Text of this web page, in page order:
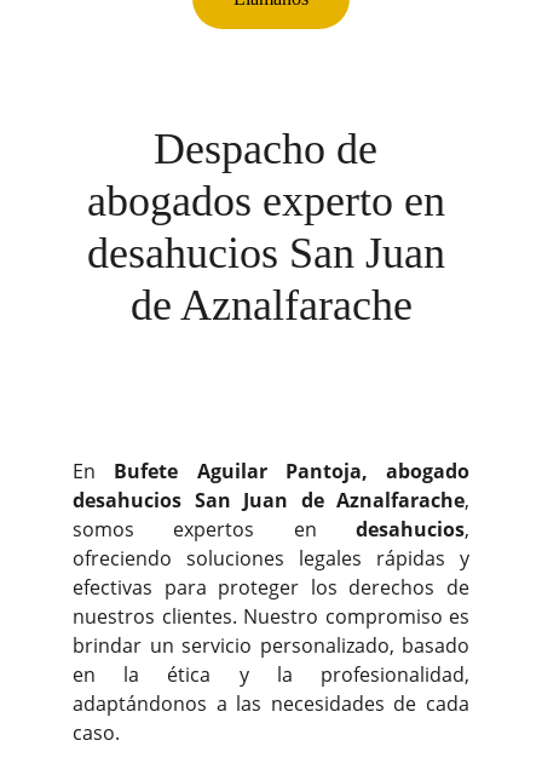
Despacho de
abogados experto en
desahucios San Juan
de Aznalfarache
En Bufete Aguilar Pantoja, abogado
desahucios San Juan de Aznalfarache,
somos expertos en desahucios,
ofreciendo soluciones legales rápidas y
efectivas para proteger los derechos de
nuestros clientes. Nuestro compromiso es
brindar un servicio personalizado, basado
en la ética y la profesionalidad,
adaptándonos a las necesidades de cada
caso.